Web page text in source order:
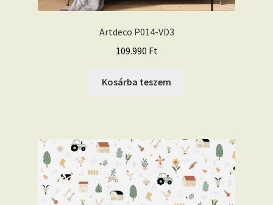
Artdeco P014-VD3
109.990 Ft
Kosárba teszem